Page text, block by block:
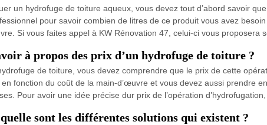
un hydrofuge de toiture aqueux, vous devez tout d’abord savoir
pour savoir combien de litres de ce produit vous avez
Si vous faites appel à KW Rénovation 47, celui-ci vous proposera
à propos des prix d’un hydrofuge de toiture ?
de toiture, vous devez comprendre que le prix de cette
fonction du coût de la main-d’œuvre et vous devez aussi prendre
Pour avoir une idée précise dur prix de l’opération
sont les différentes solutions qui existent ?